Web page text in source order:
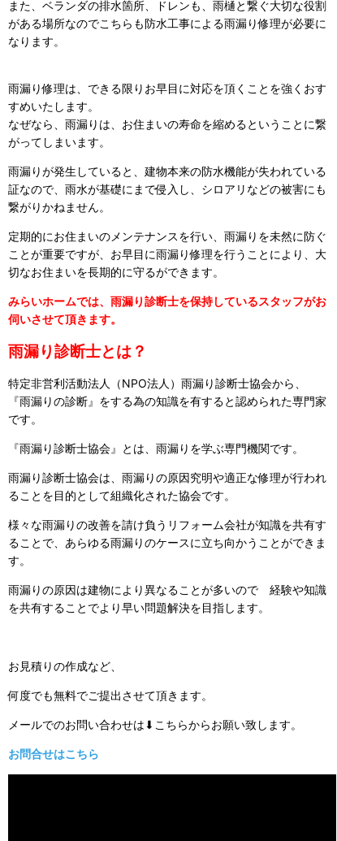
また、ベランダの排水箇所、ドレンも、雨樋と繋ぐ大切な役割
がある場所なのでこちらも防水工事による雨漏り修理が必要に
なります。
雨漏り修理は、できる限りお早目に対応を頂くことを強くおす
すめいたします。
なぜなら、雨漏りは、お住まいの寿命を縮めるということに繋
がってしまいます。
雨漏りが発生していると、建物本来の防水機能が失われている
証なので、雨水が基礎にまで侵入し、シロアリなどの被害にも
繋がりかねません。
定期的にお住まいのメンテナンスを行い、雨漏りを未然に防ぐ
ことが重要ですが、お早目に雨漏り修理を行うことにより、大
切なお住まいを長期的に守るができます。
みらいホームでは、雨漏り診断士を保持しているスタッフがお
伺いさせて頂きます。
雨漏り診断士とは？
特定非営利活動法人（NPO法人）雨漏り診断士協会から、
『雨漏りの診断』をする為の知識を有すると認められた専門家
です。
『雨漏り診断士協会』とは、雨漏りを学ぶ専門機関です。
雨漏り診断士協会は、雨漏りの原因究明や適正な修理が行われ
ることを目的として組織化された協会です。
様々な雨漏りの改善を請け負うリフォーム会社が知識を共有す
ることで、あらゆる雨漏りのケースに立ち向かうことができま
す。
雨漏りの原因は建物により異なることが多いので 経験や知識
を共有することでより早い問題解決を目指します。
お見積りの作成など、
何度でも無料でご提出させて頂きます。
メールでのお問い合わせは⬇こちらからお願い致します。
お問合せはこちら